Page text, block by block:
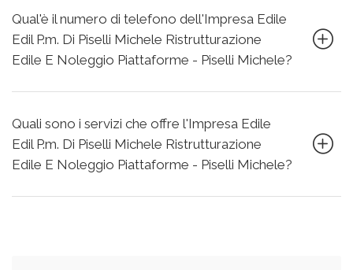
Qual'è il numero di telefono dell'Impresa Edile
Edil P.m. Di Piselli Michele Ristrutturazione
Edile E Noleggio Piattaforme - Piselli Michele?
Quali sono i servizi che offre l'Impresa Edile
Edil P.m. Di Piselli Michele Ristrutturazione
Edile E Noleggio Piattaforme - Piselli Michele?